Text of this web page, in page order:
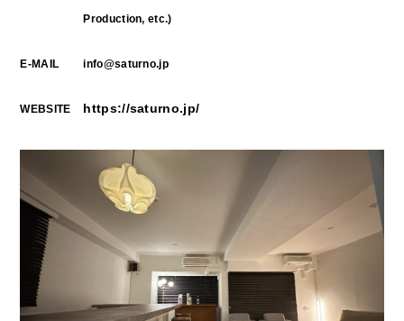
Production, etc.)
E-MAIL info@saturno.jp
WEBSITE https://saturno.jp/